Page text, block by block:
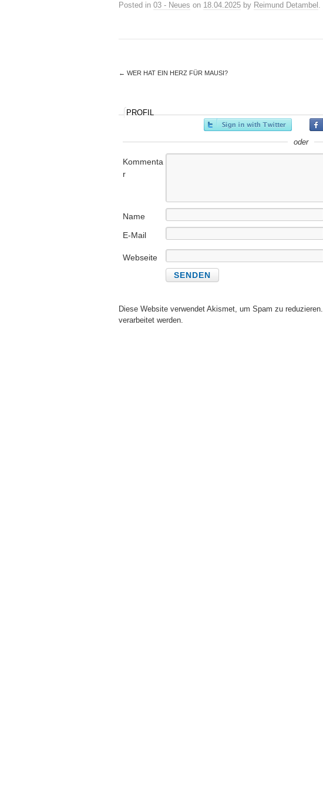
Posted in 03 - Neues on 18.04.2025 by Reimund Detambel .
← WER HAT EIN HERZ FÜR MAUSI?
PROFIL
oder
Kommenta
r
Name
E-Mail
Webseite
Diese Website verwendet Akismet, um Spam zu reduzieren.
verarbeitet werden.